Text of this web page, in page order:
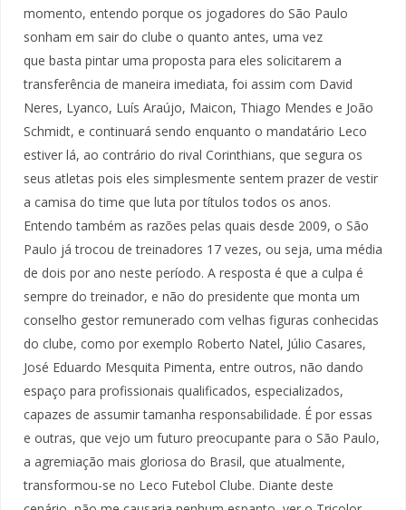
momento, entendo porque os jogadores do São Paulo
sonham em sair do clube o quanto antes, uma vez
que basta pintar uma proposta para eles solicitarem a
transferência de maneira imediata, foi assim com David
Neres, Lyanco, Luís Araújo, Maicon, Thiago Mendes e João
Schmidt, e continuará sendo enquanto o mandatário Leco
estiver lá, ao contrário do rival Corinthians, que segura os
seus atletas pois eles simplesmente sentem prazer de vestir
a camisa do time que luta por títulos todos os anos.
Entendo também as razões pelas quais desde 2009, o São
Paulo já trocou de treinadores 17 vezes, ou seja, uma média
de dois por ano neste período. A resposta é que a culpa é
sempre do treinador, e não do presidente que monta um
conselho gestor remunerado com velhas figuras conhecidas
do clube, como por exemplo Roberto Natel, Júlio Casares,
José Eduardo Mesquita Pimenta, entre outros, não dando
espaço para profissionais qualificados, especializados,
capazes de assumir tamanha responsabilidade. É por essas
e outras, que vejo um futuro preocupante para o São Paulo,
a agremiação mais gloriosa do Brasil, que atualmente,
transformou-se no Leco Futebol Clube. Diante deste